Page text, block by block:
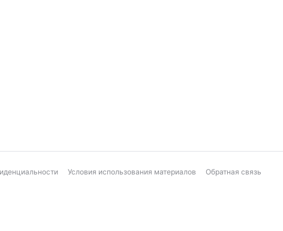
Условия использования материалов Обратная связь